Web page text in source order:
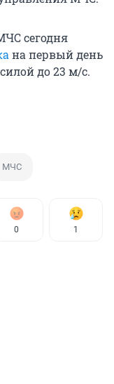
сегодня
на первый день
до 23 м/с.
МЧС
0 1